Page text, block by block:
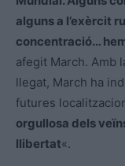
alguns a l’exèrcit
concentració…
afegit March. Amb
llegat, March ha
futures
orgullosa dels
llibertat«.